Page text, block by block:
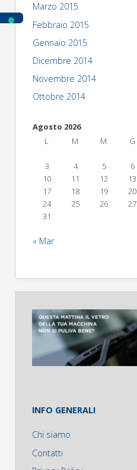
Marzo 2015
Febbraio 2015
Gennaio 2015
Dicembre 2014
Novembre 2014
Ottobre 2014
Agosto 2026
L
M M G
3
4 5 6
10
11 12 13
17
18 19 20
24
25 26 27
31
« Mar
INFO GENERALI
Chi siamo
Contatti